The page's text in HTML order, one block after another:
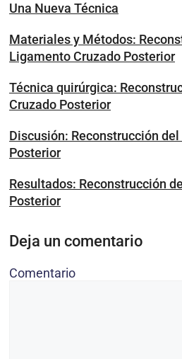
Una Nueva Técnica
Materiales y Métodos:
Ligamento Cruzado Posterior
Técnica quirúrgica:
Cruzado Posterior
Discusión: Reconstrucción
Posterior
Resultados: Reconstrucción
Posterior
Deja un comentario
Comentario